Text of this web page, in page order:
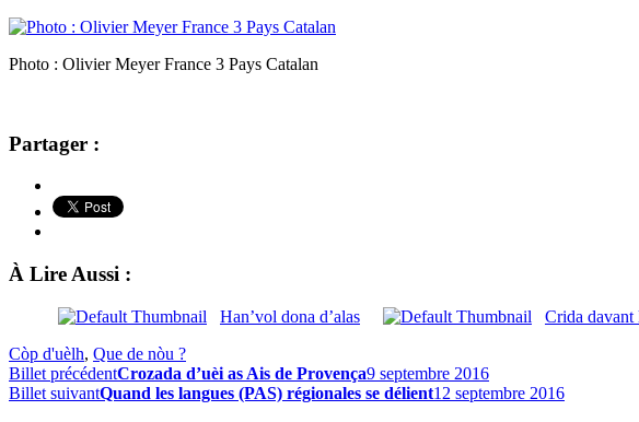
Photo : Olivier Meyer France 3 Pays Catalan
Partager :
À Lire Aussi :
Han’vol dona d’alas Crida davant
Còp d'uèlh, Que de nòu ?
Billet précédentCrozada d’uèi as Ais de Provença9 septembre 2016
Billet suivantQuand les langues (PAS) régionales se délient12 septembre 2016